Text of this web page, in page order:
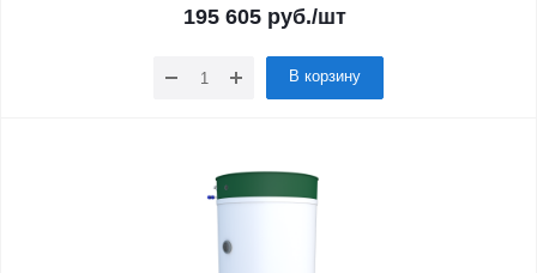
195 605руб./шт
В корзину